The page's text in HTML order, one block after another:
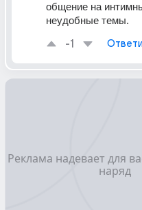
общение на
неудобные темы.
-1